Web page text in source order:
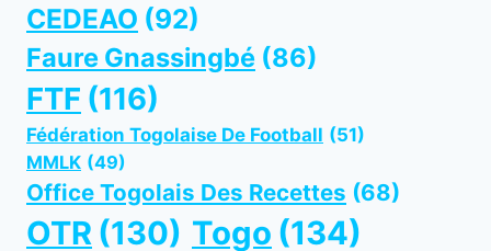
CEDEAO (92)
Faure Gnassingbé (86)
FTF (116)
Fédération Togolaise De Football (51)
MMLK (49)
Office Togolais Des Recettes (68)
OTR (130) Togo (134)